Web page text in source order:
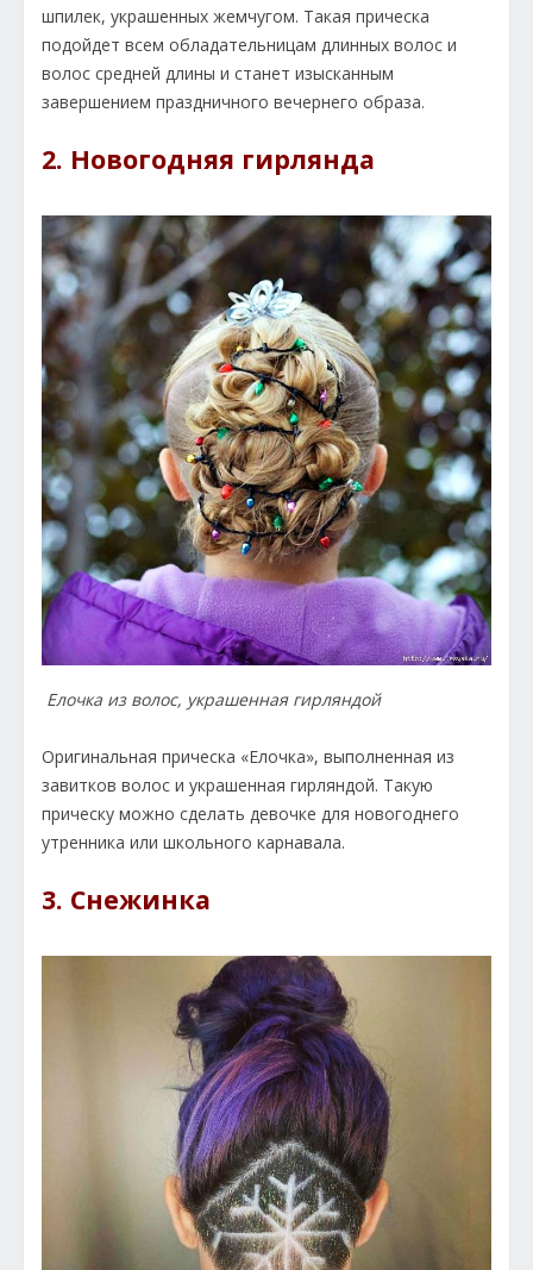
шпилек, украшенных жемчугом. Такая прическа
подойдет всем обладательницам длинных волос и
волос средней длины и станет изысканным
завершением праздничного вечернего образа.
2. Новогодняя гирлянда
Елочка из волос, украшенная гирляндой
Оригинальная прическа «Елочка», выполненная из
завитков волос и украшенная гирляндой. Такую
прическу можно сделать девочке для новогоднего
утренника или школьного карнавала.
3. Снежинка